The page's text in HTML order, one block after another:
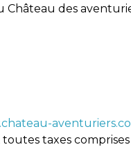
des
taxes